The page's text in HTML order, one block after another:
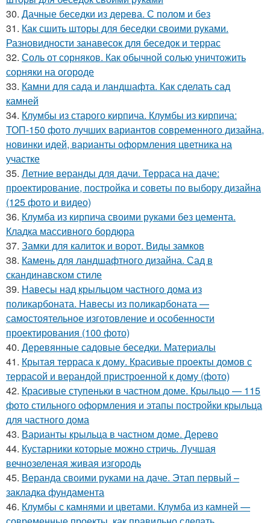
30. Дачные беседки из дерева. С полом и без
31. Как сшить шторы для беседки своими руками.
Разновидности занавесок для беседок и террас
32. Соль от сорняков. Как обычной солью уничтожить
сорняки на огороде
33. Камни для сада и ландшафта. Как сделать сад
камней
34. Клумбы из старого кирпича. Клумбы из кирпича:
ТОП-150 фото лучших вариантов современного дизайна,
новинки идей, варианты оформления цветника на
участке
35. Летние веранды для дачи. Терраса на даче:
проектирование, постройка и советы по выбору дизайна
(125 фото и видео)
36. Клумба из кирпича своими руками без цемента.
Кладка массивного бордюра
37. Замки для калиток и ворот. Виды замков
38. Камень для ландшафтного дизайна. Сад в
скандинавском стиле
39. Навесы над крыльцом частного дома из
поликарбоната. Навесы из поликарбоната —
самостоятельное изготовление и особенности
проектирования (100 фото)
40. Деревянные садовые беседки. Материалы
41. Крытая терраса к дому. Красивые проекты домов с
террасой и верандой пристроенной к дому (фото)
42. Красивые ступеньки в частном доме. Крыльцо — 115
фото стильного оформления и этапы постройки крыльца
для частного дома
43. Варианты крыльца в частном доме. Дерево
44. Кустарники которые можно стричь. Лучшая
вечнозеленая живая изгородь
45. Веранда своими руками на даче. Этап первый –
закладка фундамента
46. Клумбы с камнями и цветами. Клумба из камней —